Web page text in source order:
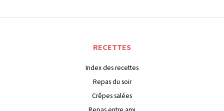
RECETTES
Index des recettes
Repas du soir
Crêpes salées